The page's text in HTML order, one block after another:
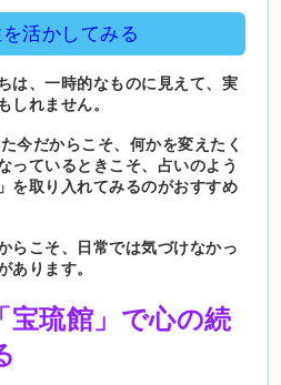
活かしてみる
は、一時的なものに見えて、実
しれません。
今だからこそ、何かを変えたく
っているときこそ、占いのよう
を取り入れてみるのがおすすめ
らこそ、日常では気づけなかっ
あります。
宝琉館」で心の続